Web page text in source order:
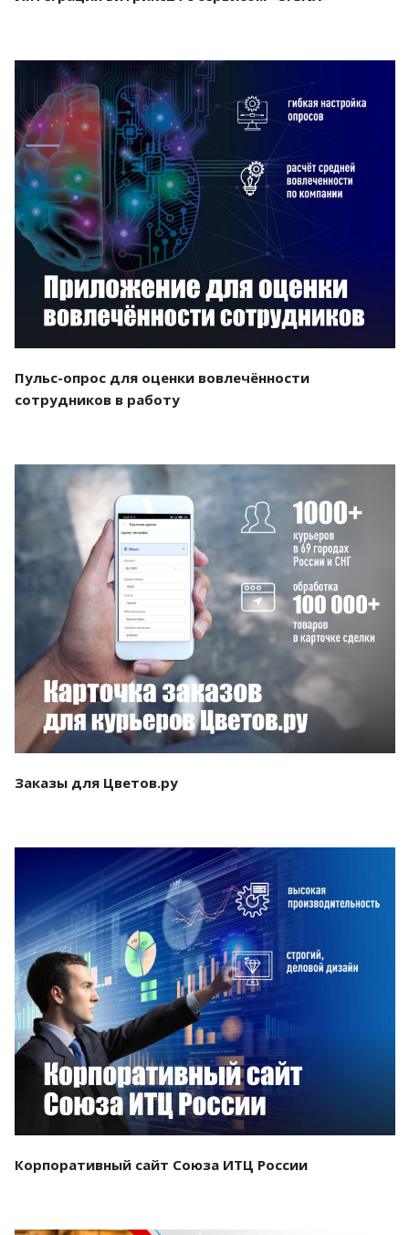
Смотреть проект
Пульс-опрос для оценки вовлечённости
сотрудников в работу
Смотреть проект
Заказы для Цветов.ру
Смотреть проект
Корпоративный сайт Союза ИТЦ России